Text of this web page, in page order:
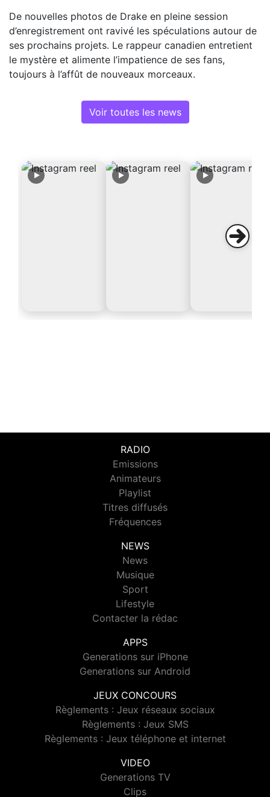
De nouvelles photos de Drake en pleine session
d’enregistrement ont ravivé les spéculations autour de
ses prochains projets. Le rappeur canadien entretient
le mystère et alimente l’impatience de ses fans,
toujours à l’affût de nouveaux morceaux.
Voir toutes les news
RADIO
Emissions
Animateurs
Playlist
Titres diffusés
Fréquences
NEWS
News
Musique
Sport
Lifestyle
Contacter la rédac
APPS
Generations sur iPhone
Generations sur Android
JEUX CONCOURS
Règlements : Jeux réseaux sociaux
Règlements : Jeux SMS
Règlements : Jeux téléphone et internet
VIDEO
Generations TV
Clips